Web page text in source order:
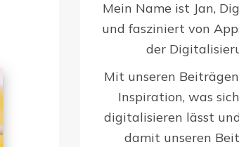
Mein Name ist Jan,
und fasziniert von
der
Mit unseren
Inspiration, was
digitalisieren lässt
damit unseren